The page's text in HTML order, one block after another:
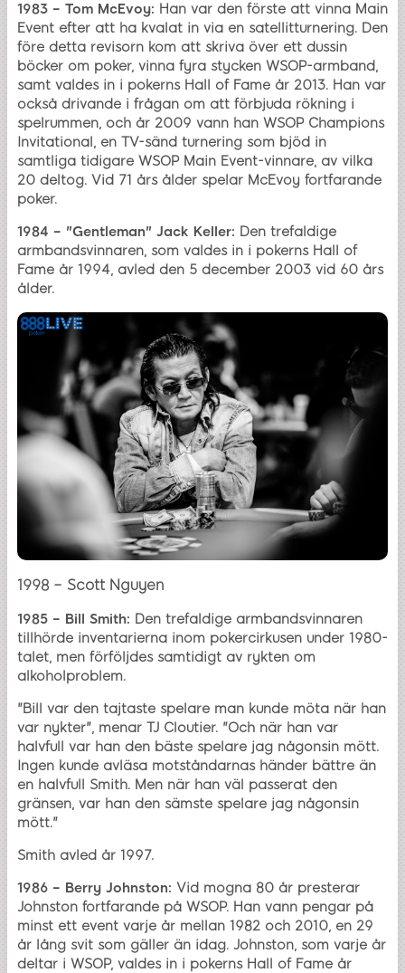
1983 – Tom McEvoy: Han var den förste att vinna Main
Event efter att ha kvalat in via en satellitturnering. Den
före detta revisorn kom att skriva över ett dussin
böcker om poker, vinna fyra stycken WSOP-armband,
samt valdes in i pokerns Hall of Fame år 2013. Han var
också drivande i frågan om att förbjuda rökning i
spelrummen, och år 2009 vann han WSOP Champions
Invitational, en TV-sänd turnering som bjöd in
samtliga tidigare WSOP Main Event-vinnare, av vilka
20 deltog. Vid 71 års ålder spelar McEvoy fortfarande
poker.
1984 – "Gentleman" Jack Keller: Den trefaldige
armbandsvinnaren, som valdes in i pokerns Hall of
Fame år 1994, avled den 5 december 2003 vid 60 års
ålder.
1998 – Scott Nguyen
1985 – Bill Smith: Den trefaldige armbandsvinnaren
tillhörde inventarierna inom pokercirkusen under 1980-
talet, men förföljdes samtidigt av rykten om
alkoholproblem.
"Bill var den tajtaste spelare man kunde möta när han
var nykter", menar TJ Cloutier. "Och när han var
halvfull var han den bäste spelare jag någonsin mött.
Ingen kunde avläsa motståndarnas händer bättre än
en halvfull Smith. Men när han väl passerat den
gränsen, var han den sämste spelare jag någonsin
mött."
Smith avled år 1997.
1986 – Berry Johnston: Vid mogna 80 år presterar
Johnston fortfarande på WSOP. Han vann pengar på
minst ett event varje år mellan 1982 och 2010, en 29
år lång svit som gäller än idag. Johnston, som varje år
deltar i WSOP, valdes in i pokerns Hall of Fame år